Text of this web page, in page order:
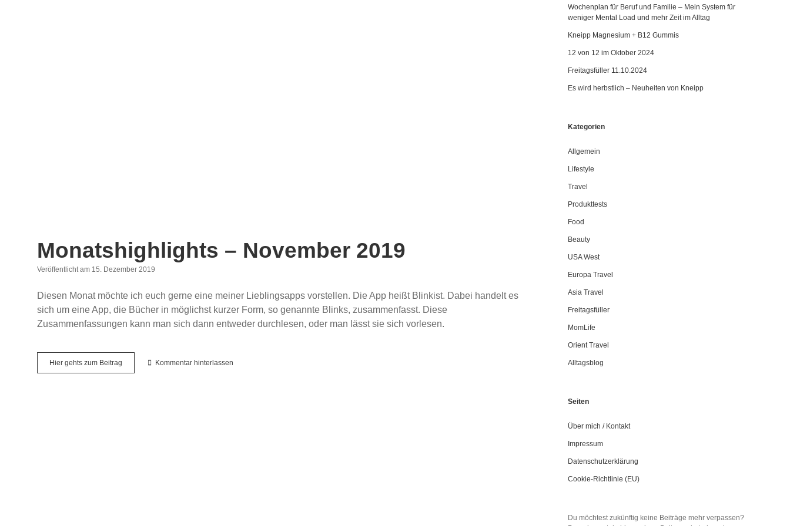
Monatshighlights – November 2019
Veröffentlicht am 15. Dezember 2019
Diesen Monat möchte ich euch gerne eine meiner Lieblingsapps vorstellen. Die App heißt Blinkist. Dabei handelt es
sich um eine App, die Bücher in möglichst kurzer Form, so genannte Blinks, zusammenfasst. Diese
Zusammenfassungen kann man sich dann entweder durchlesen, oder man lässt sie sich vorlesen.
Hier gehts zum Beitrag Monatshighlights
–
Kommentar hinterlassen
Wochenplan für Beruf und Familie – Mein System für
weniger Mental Load und mehr Zeit im Alltag
Kneipp Magnesium + B12 Gummis
12 von 12 im Oktober 2024
Freitagsfüller 11.10.2024
Es wird herbstlich – Neuheiten von Kneipp
Kategorien
Allgemein
Lifestyle
Travel
Produkttests
Food
Beauty
USA West
Europa Travel
Asia Travel
Freitagsfüller
MomLife
Orient Travel
Alltagsblog
Seiten
Über mich / Kontakt
Impressum
Datenschutzerklärung
Cookie-Richtlinie (EU)
Du möchtest zukünftig keine Beiträge mehr verpassen?